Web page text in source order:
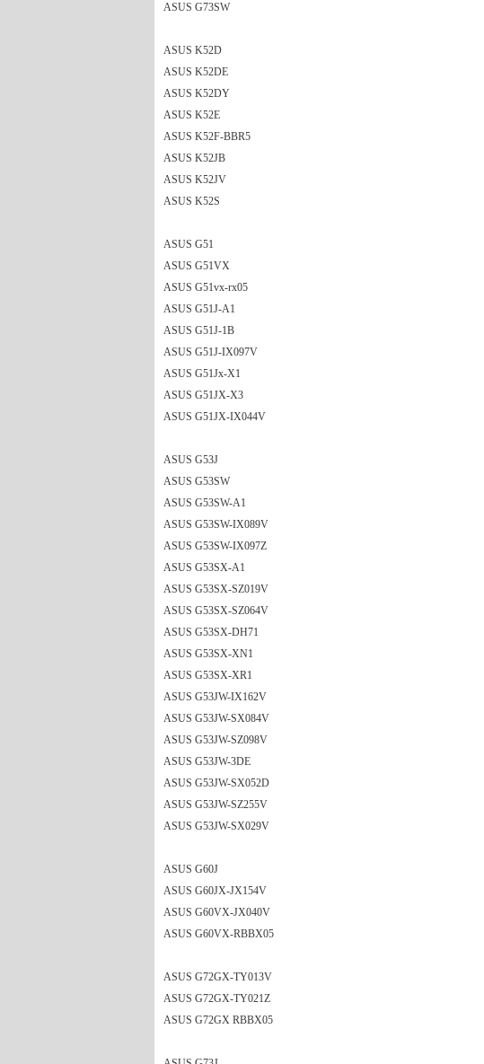
ASUS G73SW
ASUS K52D
ASUS K52DE
ASUS K52DY
ASUS K52E
ASUS K52F-BBR5
ASUS K52JB
ASUS K52JV
ASUS K52S
ASUS G51
ASUS G51VX
ASUS G51vx-rx05
ASUS G51J-A1
ASUS G51J-1B
ASUS G51J-IX097V
ASUS G51Jx-X1
ASUS G51JX-X3
ASUS G51JX-IX044V
ASUS G53J
ASUS G53SW
ASUS G53SW-A1
ASUS G53SW-IX089V
ASUS G53SW-IX097Z
ASUS G53SX-A1
ASUS G53SX-SZ019V
ASUS G53SX-SZ064V
ASUS G53SX-DH71
ASUS G53SX-XN1
ASUS G53SX-XR1
ASUS G53JW-IX162V
ASUS G53JW-SX084V
ASUS G53JW-SZ098V
ASUS G53JW-3DE
ASUS G53JW-SX052D
ASUS G53JW-SZ255V
ASUS G53JW-SX029V
ASUS G60J
ASUS G60JX-JX154V
ASUS G60VX-JX040V
ASUS G60VX-RBBX05
ASUS G72GX-TY013V
ASUS G72GX-TY021Z
ASUS G72GX RBBX05